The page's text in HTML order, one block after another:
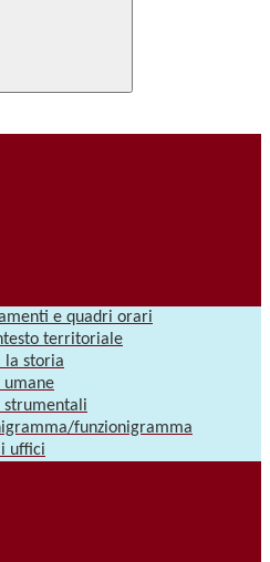
e quadri orari
territoriale
la storia
umane
strumentali
funzionigramma
uffici